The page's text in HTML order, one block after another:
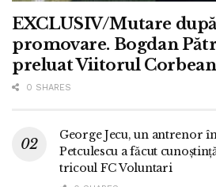
EXCLUSIV/Mutare după
promovare. Bogdan
preluat Viitorul
0 SHARES
George Jecu, un antrenor
Petculescu a făcut
tricoul FC Voluntari